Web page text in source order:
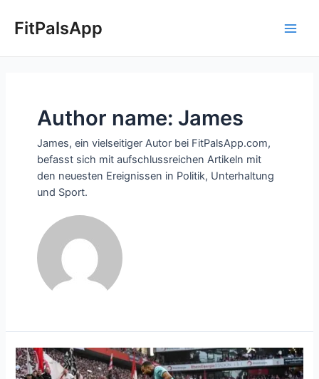
FitPalsApp
Author name: James
James, ein vielseitiger Autor bei FitPalsApp.com,
befasst sich mit aufschlussreichen Artikeln mit
den neuesten Ereignissen in Politik, Unterhaltung
und Sport.
Bayer
Leverkusens
pagination